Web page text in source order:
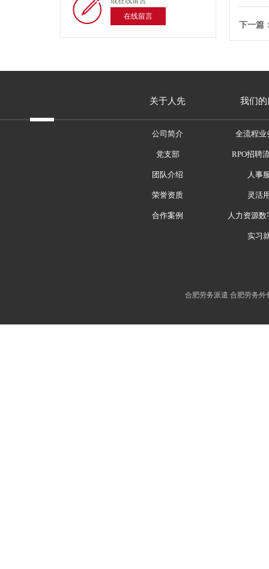
在线留言
下一篇
关于人先
公司简介
党支部
团队介绍
荣誉资质
合作案例
我们的
全流程业
RPO招聘
人事
灵活
人力资源
实习
合肥劳务派遣 合肥劳务